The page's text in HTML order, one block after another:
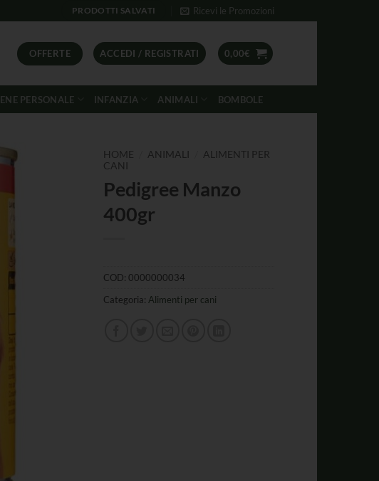
PRODOTTI SALVATI Ricevi le Promozioni
OFFERTE ACCEDI / REGISTRATI 0,00€
PERSONALE INFANZIA ANIMALI BOMBOLE
HOME ANIMALI
ALIMENTI PER
CANI
Pedigree Manzo
400gr
COD: 0000000034
Categoria: Alimenti per cani